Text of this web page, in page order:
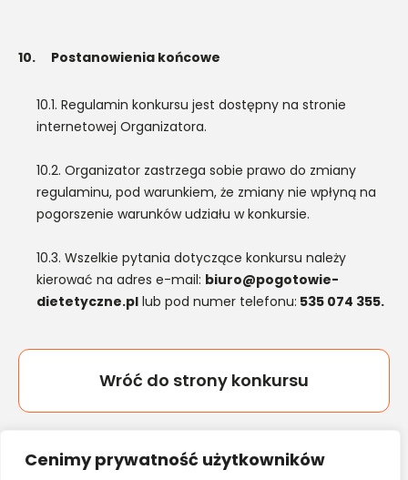
Cenimy prywatność użytkowników
10. Postanowienia końcowe
10.1. Regulamin konkursu jest dostępny na stronie
internetowej Organizatora.
10.2. Organizator zastrzega sobie prawo do zmiany
regulaminu, pod warunkiem, że zmiany nie wpłyną na
pogorszenie warunków udziału w konkursie.
10.3. Wszelkie pytania dotyczące konkursu należy
kierować na adres e-mail: biuro@pogotowie-
dietetyczne.pl lub pod numer telefonu: 535 074 355.
Wróć do strony konkursu